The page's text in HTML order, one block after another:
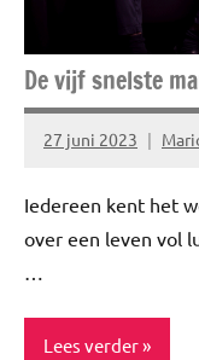
De vijf snelste
27 juni 2023
Geen
Iedereen kent het
over een leven vol
…
Lees verder